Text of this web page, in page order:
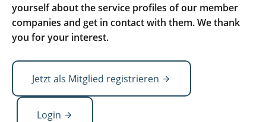
yourself about the service profiles of our member
companies and get in contact with them. We thank
you for your interest.
Jetzt als Mitglied registrieren
Login